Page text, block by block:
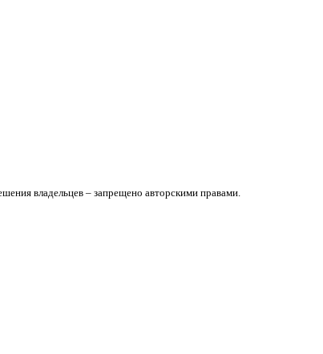
владельцев – запрещено авторскими правами.